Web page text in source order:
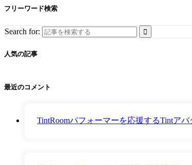
フリーワード検索
Search for:
人気の記事
最近のコメント
TintRoomパフォーマーを応援するTintア